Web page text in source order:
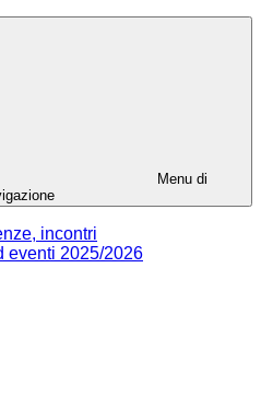
Menu di
incontri
eventi 2025/2026